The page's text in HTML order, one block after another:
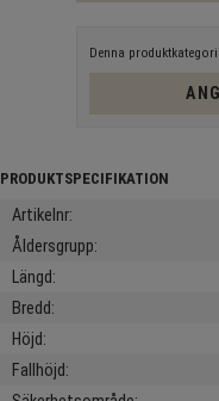
Denna
Artikelnr
Åldersgrupp
Längd
Bredd
Höjd
Fallhöjd